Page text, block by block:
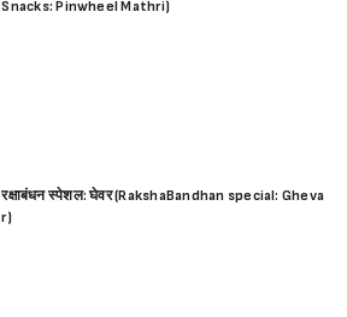
Snacks: Pinwheel Mathri)
रक्षाबंधन स्पेशल: घेवर (RakshaBandhan special: Gheva
r)